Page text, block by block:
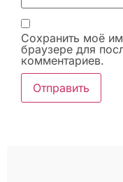
Сохранить моё
браузере для
комментариев.